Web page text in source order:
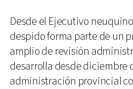
Desde el Ejecutivo
despido forma parte de un
amplio de revisión
desarrolla desde diciembre
administración provincial